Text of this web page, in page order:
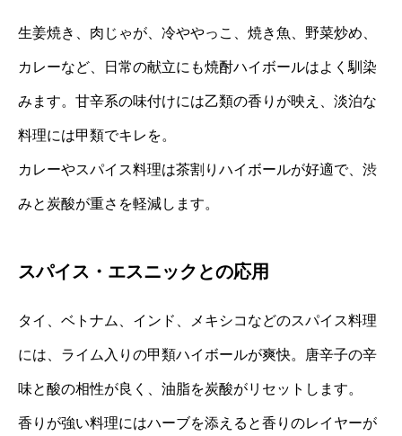
生姜焼き、肉じゃが、冷ややっこ、焼き魚、野菜炒め、
カレーなど、日常の献立にも焼酎ハイボールはよく馴染
みます。甘辛系の味付けには乙類の香りが映え、淡泊な
料理には甲類でキレを。
カレーやスパイス料理は茶割りハイボールが好適で、渋
みと炭酸が重さを軽減します。
スパイス・エスニックとの応用
タイ、ベトナム、インド、メキシコなどのスパイス料理
には、ライム入りの甲類ハイボールが爽快。唐辛子の辛
味と酸の相性が良く、油脂を炭酸がリセットします。
香りが強い料理にはハーブを添えると香りのレイヤーが